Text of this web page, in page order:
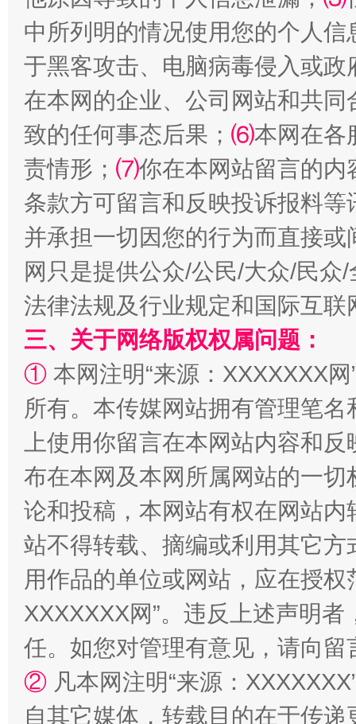
阿坝州三大球赛在茂县开幕 规模
国家大学科技园优化重塑工作
扯下公款旅游的“隐身衣” 如何以
中所列明的情况使用您的个人
于黑客攻击、电脑病毒侵入或
在本网的企业、公司网站和共
致的任何事态后果； ⑹本网在各
责情形； ⑺你在本网站留言的内
条款方可留言和反映投诉报料
并承担一切因您的行为而直接
网只是提供公众/公民/大众/民
法律法规及行业规定和国际互
三、关于网络版权权属问题：
① 本网注明“来源：XXXXXXX
所有。本传媒网站拥有管理笔
上使用你留言在本网站内容和
布在本网及本网所属网站的一
论和投稿，本网站有权在网站
站不得转载、摘编或利用其它
用作品的单位或网站，应在授
XXXXXXX网”。违反上述声明
任。如您对管理有意见，请向
② 凡本网注明“来源：
自其它媒体，转载目的在于传